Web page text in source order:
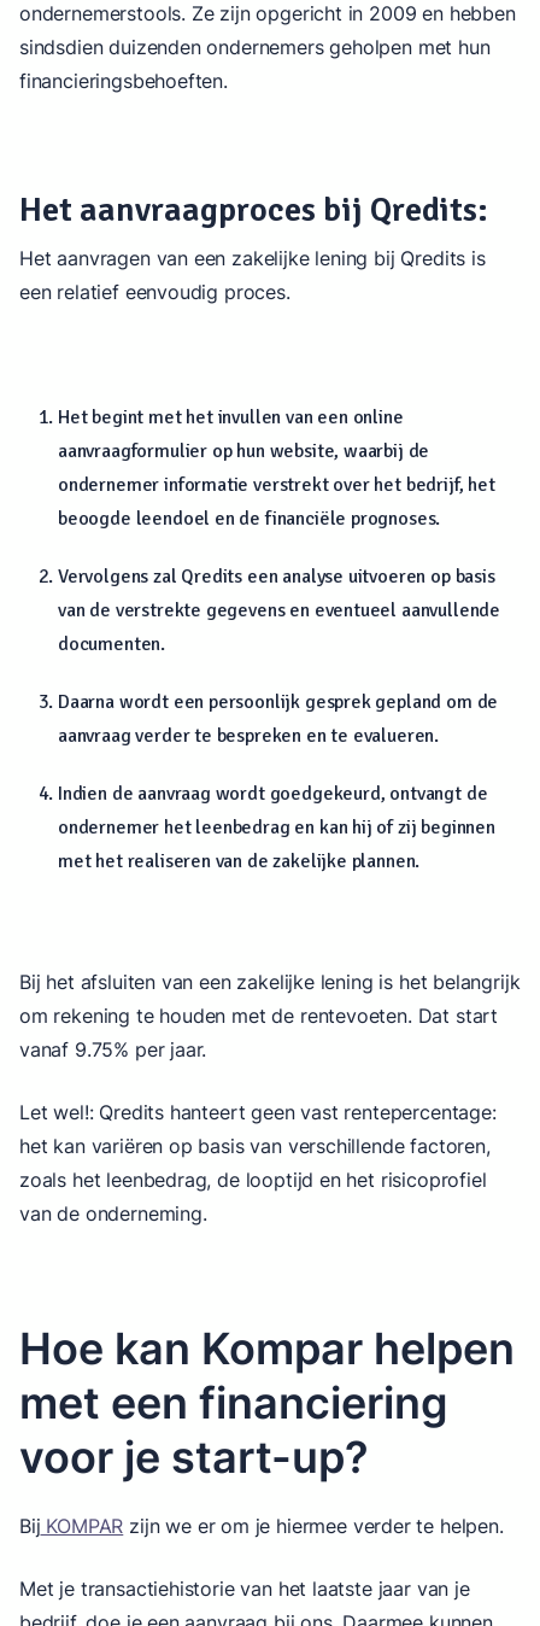
ondernemerstools. Ze zijn opgericht in 2009 en hebben
sindsdien duizenden ondernemers geholpen met hun
financieringsbehoeften.
Het aanvraagproces bij Qredits:
Het aanvragen van een zakelijke lening bij Qredits is
een relatief eenvoudig proces.
Het begint met het invullen van een online
aanvraagformulier op hun website, waarbij de
ondernemer informatie verstrekt over het bedrijf, het
beoogde leendoel en de financiële prognoses.
Vervolgens zal Qredits een analyse uitvoeren op basis
van de verstrekte gegevens en eventueel aanvullende
documenten.
Daarna wordt een persoonlijk gesprek gepland om de
aanvraag verder te bespreken en te evalueren.
Indien de aanvraag wordt goedgekeurd, ontvangt de
ondernemer het leenbedrag en kan hij of zij beginnen
met het realiseren van de zakelijke plannen.
Bij het afsluiten van een zakelijke lening is het belangrijk
om rekening te houden met de rentevoeten. Dat start
vanaf 9.75% per jaar.
Let wel!: Qredits hanteert geen vast rentepercentage:
het kan variëren op basis van verschillende factoren,
zoals het leenbedrag, de looptijd en het risicoprofiel
van de onderneming.
Hoe kan Kompar helpen
met een financiering
voor je start-up?
Bij KOMPAR zijn we er om je hiermee verder te helpen.
Met je transactiehistorie van het laatste jaar van je